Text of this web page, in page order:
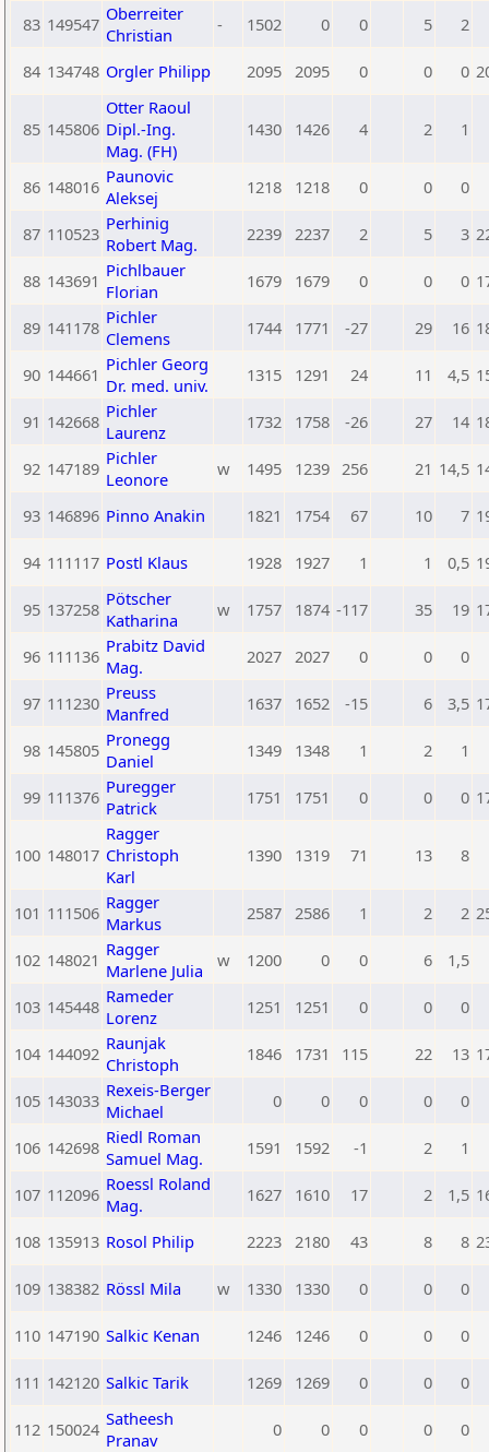
83 149547 Oberreiter
Christian
- 1502 0 0 5 2
84 134748 Orgler Philipp 2095 2095 0 0 0
85 145806
Otter Raoul
Dipl.-Ing.
Mag. (FH)
1430 1426 4 2 1
86 148016 Paunovic
Aleksej
1218 1218 0 0 0
87 110523 Perhinig
Robert Mag.
2239 2237 2 5 3
88 143691 Pichlbauer
Florian
1679 1679 0 0 0
89 141178 Pichler
Clemens
1744 1771 -27 29 16
90 144661 Pichler Georg
Dr. med. univ.
1315 1291 24 11 4,5
91 142668 Pichler
Laurenz
1732 1758 -26 27 14
92 147189 Pichler
Leonore
w 1495 1239 256 21 14,5
93 146896 Pinno Anakin 1821 1754 67 10 7
94 111117 Postl Klaus 1928 1927 1 1 0,5
95 137258 Pötscher
Katharina
w 1757 1874 -117 35 19
96 111136 Prabitz David
Mag.
2027 2027 0 0 0
97 111230 Preuss
Manfred
1637 1652 -15 6 3,5
98 145805 Pronegg
Daniel
1349 1348 1 2 1
99 111376 Puregger
Patrick
1751 1751 0 0 0
100 148017
Ragger
Christoph
Karl
1390 1319 71 13 8
101 111506 Ragger
Markus
2587 2586 1 2 2
102 148021 Ragger
Marlene Julia
w 1200 0 0 6 1,5
103 145448 Rameder
Lorenz
1251 1251 0 0 0
104 144092 Raunjak
Christoph
1846 1731 115 22 13
105 143033 Rexeis-Berger
Michael
0 0 0 0 0
106 142698 Riedl Roman
Samuel Mag.
1591 1592 -1 2 1
107 112096 Roessl Roland
Mag.
1627 1610 17 2 1,5
108 135913 Rosol Philip 2223 2180 43 8 8
109 138382 Rössl Mila w 1330 1330 0 0 0
110 147190 Salkic Kenan 1246 1246 0 0 0
111 142120 Salkic Tarik 1269 1269 0 0 0
112 150024 Satheesh
Pranav
0 0 0 0 0